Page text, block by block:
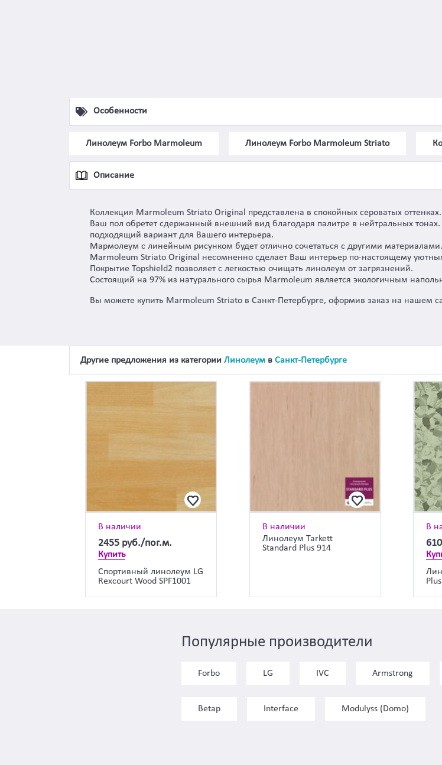
Особенности
Линолеум Forbo Marmoleum Линолеум Forbo Marmoleum Striato
Описание
Коллекция Marmoleum Striato Original представлена в спокойных сероватых оттенках.
Ваш пол обретет сдержанный внешний вид благодаря палитре в нейтральных
подходящий вариант для Вашего интерьера.
Мармолеум с линейным рисунком будет отлично сочетаться с другими материалами.
Marmoleum Striato Original несомненно сделает Ваш интерьер по-настоящему
Покрытие Topshield2 позволяет с легкостью очищать линолеум от загрязнений.
Состоящий на 97% из натурального сырья Marmoleum является экологичным
Вы можете купить Marmoleum Striato в Санкт-Петербурге, оформив заказ на нашем
Другие предложения из категории Линолеум в Санкт-Петербурге
В наличии
2455 руб./пог.м.
Купить
Спортивный линолеум LG
Rexcourt Wood SPF1001
В наличии
Линолеум Tarkett
Standard Plus 914
В
610
Популярные производители
Forbo LG IVC Armstrong
Betap Interface Modulyss (Domo)